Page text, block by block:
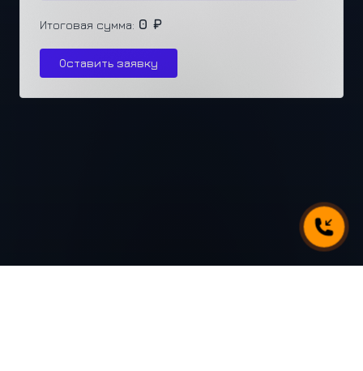
Итоговая сумма: 0 ₽
Оставить заявку